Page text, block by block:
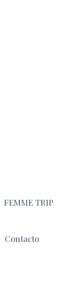
FEMME TRIP
Contacto